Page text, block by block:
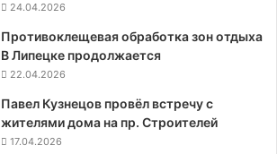
24.04.2026
Противоклещевая обработка зон отдыха
В Липецке продолжается
22.04.2026
Павел Кузнецов провёл встречу с
жителями дома на пр. Строителей
17.04.2026